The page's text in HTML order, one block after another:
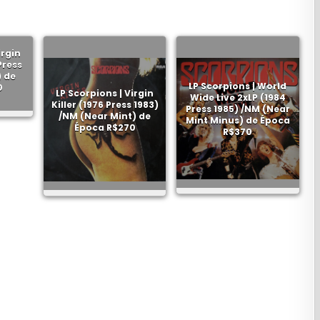
de
LP Scorpions | Virgin
Killer (1976 Press 1983)
/NM (Near Mint) de
Época R$270
LP Scorpions | World
Wide Live 2xLP (1984
Press 1985) /NM (Near
Mint Minus) de Época
R$370